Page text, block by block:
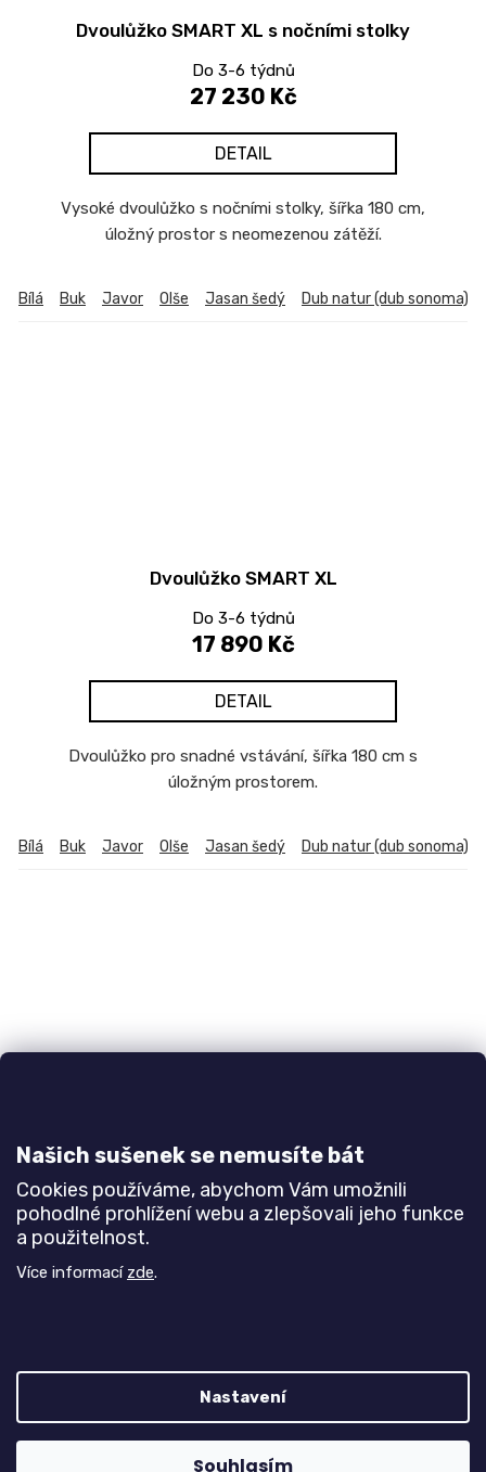
Našich sušenek se nemusíte bát
Cookies používáme, abychom Vám umožnili
pohodlné prohlížení webu a zlepšovali jeho funkce
a použitelnost.
Více informací zde.
Nastavení
Souhlasím
Dvoulůžko SMART XL s nočními stolky
Do 3-6 týdnů
27 230 Kč
DETAIL
Vysoké dvoulůžko s nočními stolky, šířka 180 cm,
úložný prostor s neomezenou zátěží.
Bílá Buk Javor Olše Jasan šedý Dub natur (dub sonoma)
Dvoulůžko SMART XL
Do 3-6 týdnů
17 890 Kč
DETAIL
Dvoulůžko pro snadné vstávání, šířka 180 cm s
úložným prostorem.
Bílá Buk Javor Olše Jasan šedý Dub natur (dub sonoma)
taburetem
Do 3-6 týdnů
7 130 Kč
v
l
položek celkem
Vytvořil Shoptet